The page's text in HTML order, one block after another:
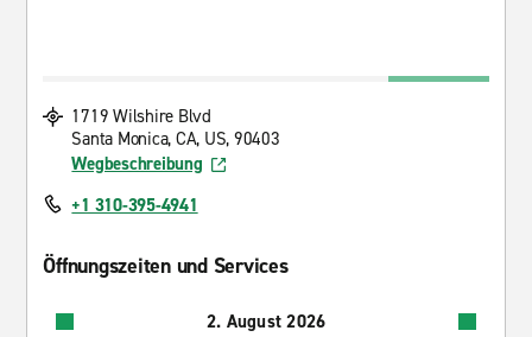
1719 Wilshire Blvd
Santa Monica, CA, US, 90403
Wegbeschreibung
+1 310-395-4941
Öffnungszeiten und Services
2. August 2026